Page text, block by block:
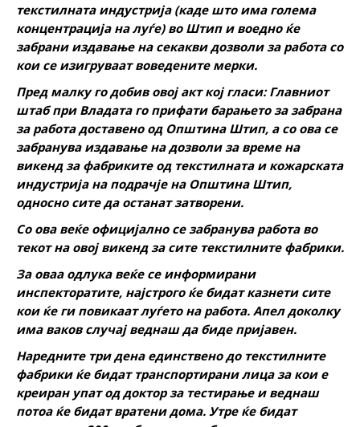
текстилната индустрија (каде што има голема
концентрација на луѓе) во Штип и воедно ќе
забрани издавање на секакви дозволи за работа со
кои се изигруваат воведените мерки.
Пред малку го добив овој акт кој гласи: Главниот
штаб при Владата го прифати барањето за забрана
за работа доставено од Општина Штип, а со ова се
забранува издавање на дозволи за време на
викенд за фабриките од текстилната и кожарската
индустрија на подрачје на Општина Штип,
односно сите да останат затворени.
Со ова веќе официјално се забранува работа во
текот на овој викенд за сите текстилните фабрики.
За оваа одлука веќе се информирани
инспекторатите, најстрого ќе бидат казнети сите
кои ќе ги повикаат луѓето на работа. Апел доколку
има ваков случај веднаш да биде пријавен.
Наредните три дена единствено до текстилните
фабрики ќе бидат транспортирани лица за кои е
креиран упат од доктор за тестирање и веднаш
потоа ќе бидат вратени дома. Утре ќе бидат